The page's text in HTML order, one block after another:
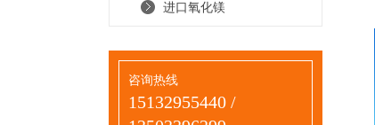
进口氧化镁
咨询热线
15132955440 /